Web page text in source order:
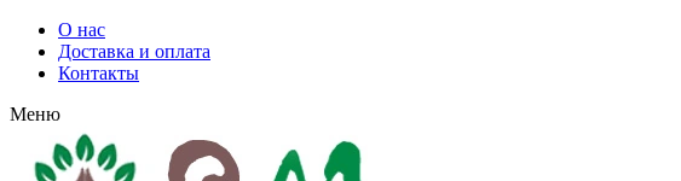
О нас
Доставка и оплата
Контакты
Меню